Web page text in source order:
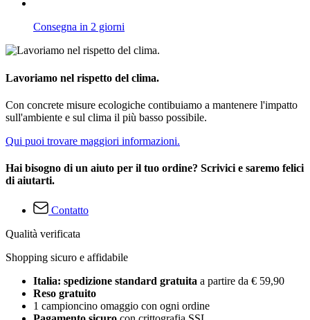
Consegna in 2 giorni
Lavoriamo nel rispetto del clima.
Con concrete misure ecologiche contibuiamo a mantenere l'impatto
sull'ambiente e sul clima il più basso possibile.
Qui puoi trovare maggiori informazioni.
Hai bisogno di un aiuto per il tuo ordine? Scrivici e saremo felici
di aiutarti.
Contatto
Qualità verificata
Shopping sicuro e affidabile
Italia: spedizione standard gratuita a partire da € 59,90
Reso gratuito
1 campioncino omaggio con ogni ordine